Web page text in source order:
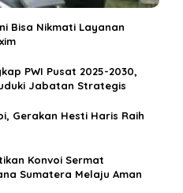
Bisa Nikmati Layanan
PWI Pusat 2025-2030,
Jabatan Strategis
Gerakan Hesti Haris Raih
Konvoi Sermat
Sumatera Melaju Aman